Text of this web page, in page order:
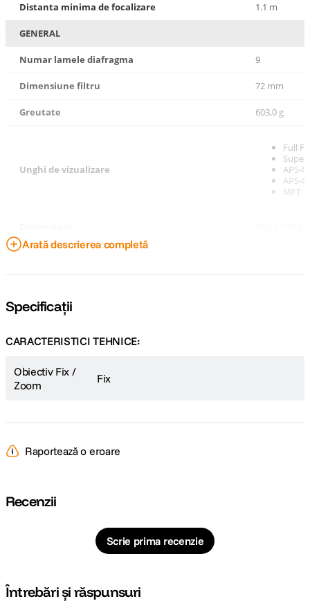
Distanta minima de focalizare 1.1 m
GENERAL
Numar lamele diafragma 9
Dimensiune filtru 72 mm
Greutate 603,0 g
Unghi de vizualizare
Full
APS-
APS-
MFT:
Arată descrierea completă
Specificații
CARACTERISTICI TEHNICE:
Obiectiv Fix /
Zoom
Fix
Raportează o eroare
Recenzii
Scrie prima recenzie
Întrebări și răspunsuri